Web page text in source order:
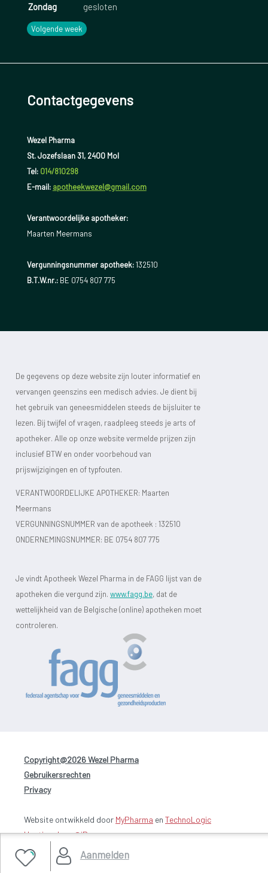
Aanmelden
Zondag
gesloten
Volgende week
Contactgegevens
Wezel Pharma
St. Jozefslaan 31, 2400 Mol
Tel: 014/810298
E-mail: apotheekwezel@gmail.com
Verantwoordelijke apotheker:
Maarten Meermans
Vergunningsnummer apotheek:132510
B.T.W.nr.:BE 0754 807 775
De gegevens op deze website zijn louter informatief en
vervangen geenszins een medisch advies. Je dient bij
het gebruik van geneesmiddelen steeds de bijsluiter te
lezen. Bij twijfel of vragen, raadpleeg steeds je arts of
apotheker. Alle op onze website vermelde prijzen zijn
inclusief BTW en onder voorbehoud van
prijswijzigingen en of typfouten.
VERANTWOORDELIJKE APOTHEKER: Maarten
Meermans
VERGUNNINGSNUMMER van de apotheek : 132510
ONDERNEMINGSNUMMER: BE 0754 807 775
Je vindt Apotheek Wezel Pharma in de FAGG lijst van de
apotheken die vergund zijn. www.fagg.be, dat de
wettelijkheid van de Belgische (online) apotheken moet
controleren.
Copyright@2026 Wezel Pharma
Gebruikersrechten
Privacy
Website ontwikkeld door MyPharma en TechnoLogic
Hosting door @iPower